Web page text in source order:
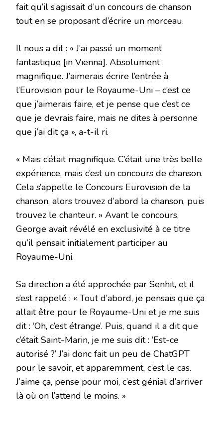
fait qu’il s’agissait d’un concours de chanson
tout en se proposant d’écrire un morceau.
Il nous a dit : « J’ai passé un moment
fantastique [in Vienna]. Absolument
magnifique. J’aimerais écrire l’entrée à
l’Eurovision pour le Royaume-Uni – c’est ce
que j’aimerais faire, et je pense que c’est ce
que je devrais faire, mais ne dites à personne
que j’ai dit ça », a-t-il ri.
« Mais c’était magnifique. C’était une très belle
expérience, mais c’est un concours de chanson.
Cela s’appelle le Concours Eurovision de la
chanson, alors trouvez d’abord la chanson, puis
trouvez le chanteur. » Avant le concours,
George avait révélé en exclusivité à ce titre
qu’il pensait initialement participer au
Royaume-Uni.
Sa direction a été approchée par Senhit, et il
s’est rappelé : « Tout d’abord, je pensais que ça
allait être pour le Royaume-Uni et je me suis
dit : ‘Oh, c’est étrange’. Puis, quand il a dit que
c’était Saint-Marin, je me suis dit : ‘Est-ce
autorisé ?’ J’ai donc fait un peu de ChatGPT
pour le savoir, et apparemment, c’est le cas.
J’aime ça, pense pour moi, c’est génial d’arriver
là où on l’attend le moins. »